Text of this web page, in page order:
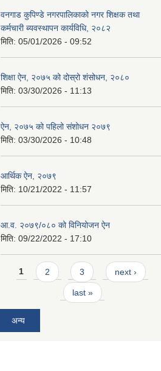
वनगाड कुपिण्डे नगरपालिकाको नगर शिक्षक तथा
कर्मचारी ब्यवस्थापन कार्यविधि, २०८२
मिति: 05/01/2026 - 09:52
शिक्षा ऐन, २०७५ को दोस्रो शंसोधन, २०८०
मिति: 03/30/2026 - 11:13
ऐन, २०७५ को पहिलो संशोधन २०७९
मिति: 03/30/2026 - 10:48
आर्थिक ऐन, २०७९
मिति: 10/21/2022 - 11:57
आ.व. २०७९/०८० को विनियोजन ऐन
मिति: 09/22/2022 - 17:10
Pages
1 2 3 next ›
last »
अन्य